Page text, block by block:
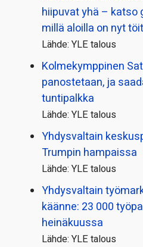
hiipuvat yhä –
millä aloilla on nyt
Lähde: YLE talous
Kolmekymppinen
panostetaan, ja
tuntipalkka
Lähde: YLE talous
Yhdysvaltain
Trumpin hampaissa
Lähde: YLE talous
Yhdysvaltain
käänne: 23 000
heinäkuussa
Lähde: YLE talous